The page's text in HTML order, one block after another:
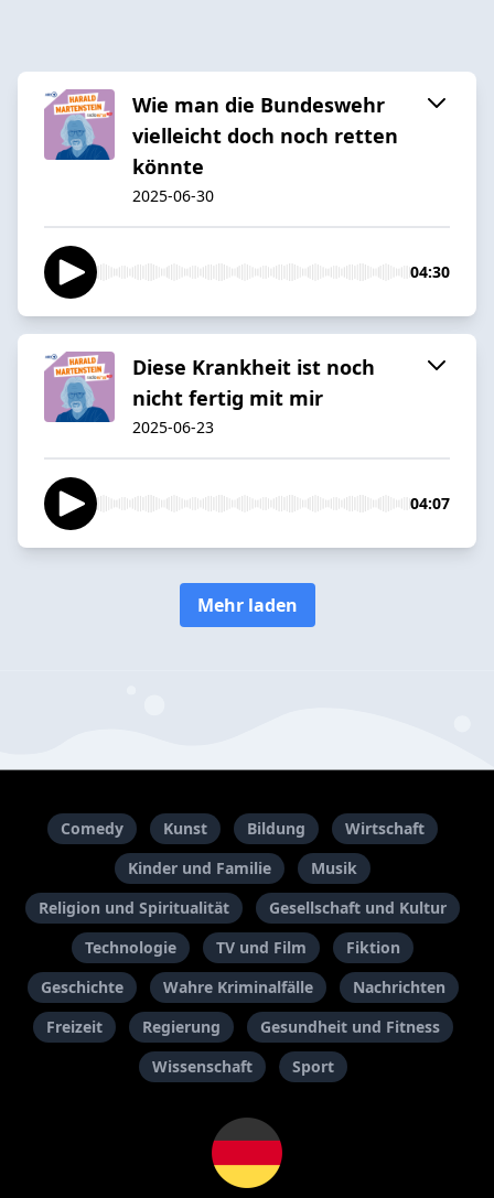
Wie man die Bundeswehr
vielleicht doch noch retten
könnte
2025-06-30
04:30
Diese Krankheit ist noch
nicht fertig mit mir
2025-06-23
04:07
Mehr laden
Comedy Kunst Bildung
Wirtschaft
Kinder und Familie
Musik
Religion und Spiritualität
Gesellschaft und Kultur
Technologie
TV und Film
Fiktion
Geschichte
Wahre Kriminalfälle
Nachrichten
Freizeit
Regierung
Gesundheit und Fitness
Wissenschaft
Sport